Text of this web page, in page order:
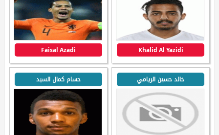
Khalid Al Yazidi
Faisal Azadi
خالد حسين الريامي حسام كمال السيد